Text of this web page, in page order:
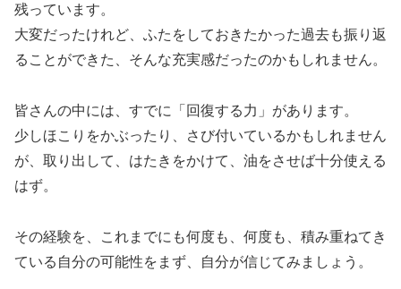
残っています。
大変だったけれど、ふたをしておきたかった過去も振り返
ることができた、そんな充実感だったのかもしれません。
皆さんの中には、すでに「回復する力」があります。
少しほこりをかぶったり、さび付いているかもしれません
が、取り出して、はたきをかけて、油をさせば十分使える
はず。
その経験を、これまでにも何度も、何度も、積み重ねてき
ている自分の可能性をまず、自分が信じてみましょう。